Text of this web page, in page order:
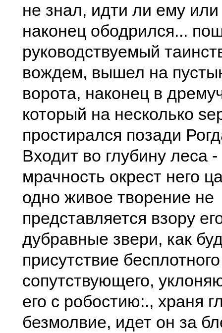
не знал, идти ли ему или
наконец ободрился...
руководствуемый
вождем, вышел на
ворота, наконец в
который на несколько
простирался позади
Входит во глубину леса
мрачность окрест него
одно живое творение не
представляется взору
дубравные звери, как
присутствие
сопутствующего,
его с робостию:., храня
безмолвие, идет он за